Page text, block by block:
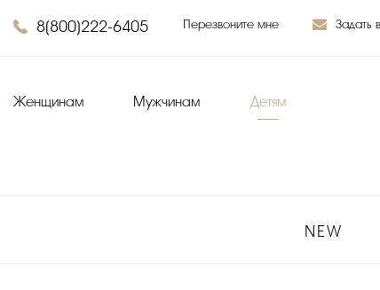
8(800)222-6405 Перезвоните мне Задать
Женщинам Мужчинам Детям
NEW